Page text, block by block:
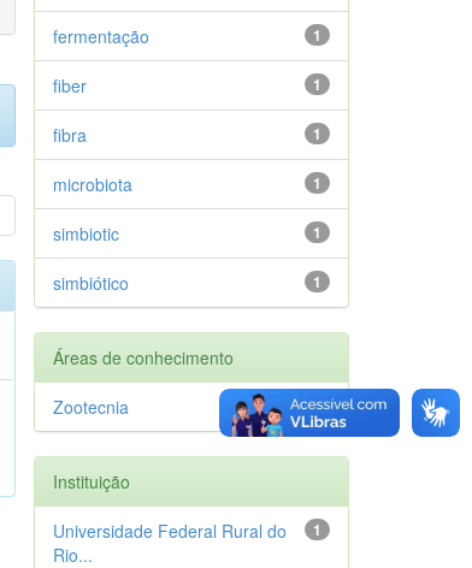
1
fermentação
1
fiber
1
fibra
1
microbiota
1
simbiotic
1
simbiótico
Áreas de conhecimento
1
Zootecnia
Instituição
1
Universidade Federal Rural do
Rio...